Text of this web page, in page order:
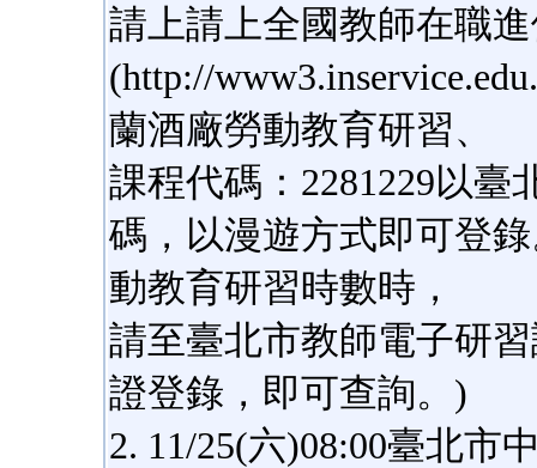
請上請上全國教師在職
(http://
蘭酒廠勞動教育研習、
課程代碼：2281229以
碼，以漫遊方式即可登
動教育研習時數時，
請至臺北市教師電子研
證登錄，即可查詢。)
2. 11/25(六)08:00臺北市